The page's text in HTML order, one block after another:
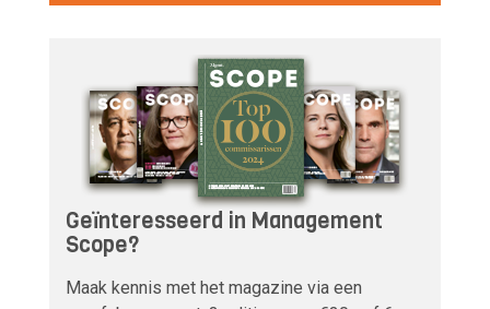
Geïnteresseerd in Management
Scope?
Maak kennis met het magazine via een